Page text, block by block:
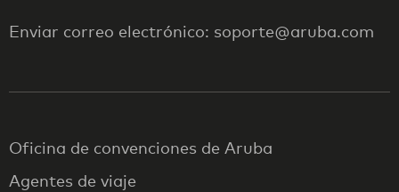
Enviar correo electrónico: soporte@aruba.com
Oficina de convenciones de Aruba
Agentes de viaje